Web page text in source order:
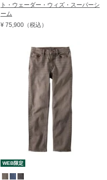
ト・ウェーダー・ウィズ・スーパーシ
ーム
¥ 75,900（税込）
WEB限定